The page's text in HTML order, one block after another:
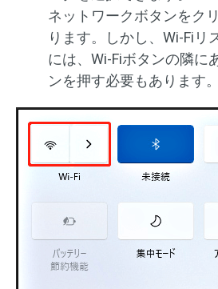
ネットワークボタンをク
ります。しかし、Wi-Fiリ
には、Wi-Fiボタンの隣に
ンを押す必要もあります。